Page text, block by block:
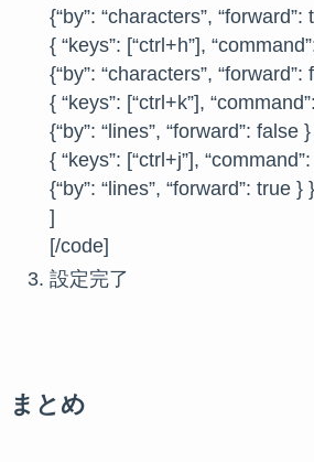
{“by”: “characters”, “forward”:
{ “keys”: [“ctrl+h”],
{“by”: “characters”, “forward”:
{ “keys”: [“ctrl+k”],
{“by”: “lines”, “forward”: false
{ “keys”: [“ctrl+j”],
{“by”: “lines”, “forward”: true } }
]
[/code]
設定完了
まとめ